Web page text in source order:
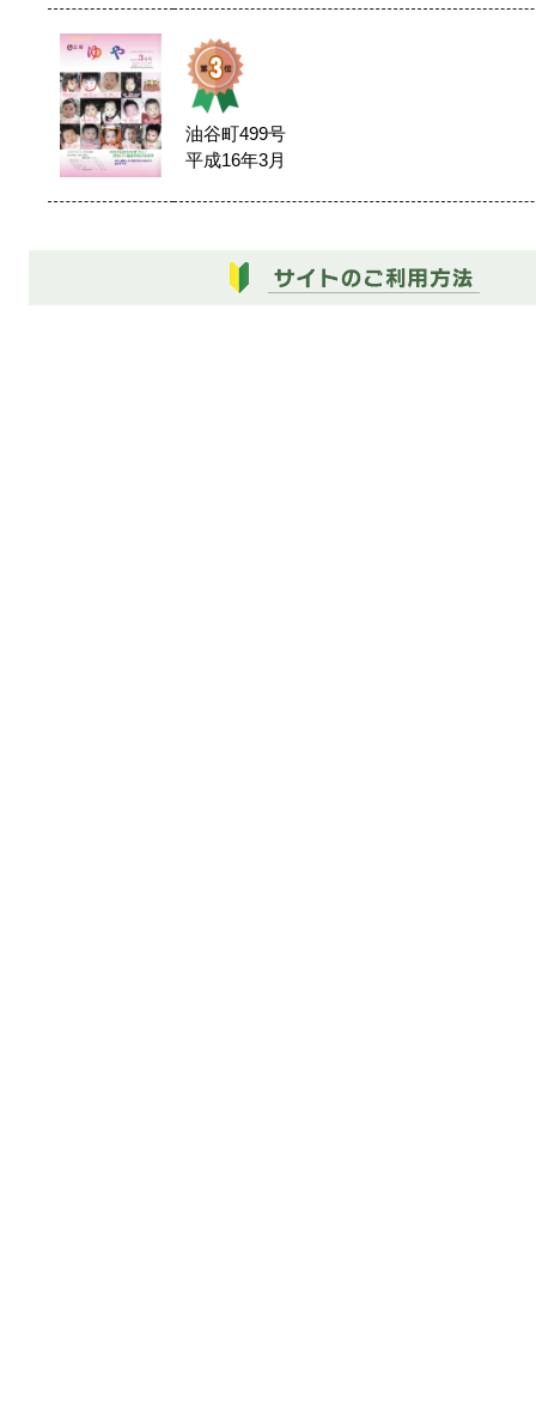
油谷町499号
平成16年3月